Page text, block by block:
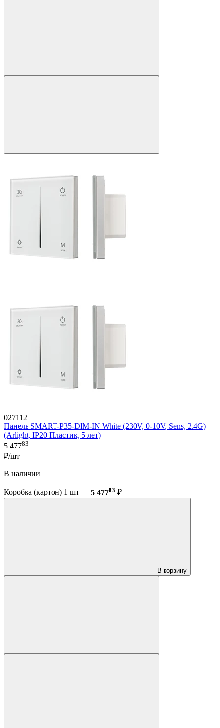
027112
Панель SMART-P35-DIM-IN White (230V, 0-10V, Sens, 2.4G)
(Arlight, IP20 Пластик, 5 лет)
5 47783
₽/шт
В наличии
Коробка (картон) 1 шт — 5 47783 ₽
В корзину